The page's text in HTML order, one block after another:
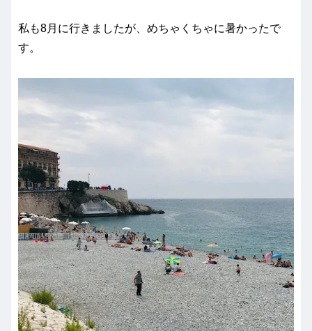
私も8月に行きましたが、めちゃくちゃに暑かったで
す。